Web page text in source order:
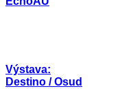
Výstava:
Destino / Osud